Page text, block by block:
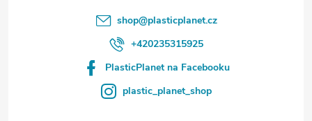
shop@plasticplanet.cz
+420235315925
PlasticPlanet na Facebooku
plastic_planet_shop